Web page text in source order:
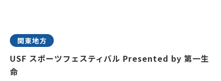
関東地方
USF スポーツフェスティバル Presented by 第一生
命